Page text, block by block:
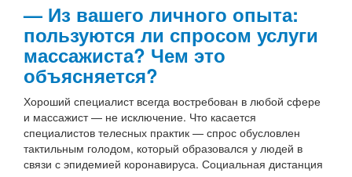
— Из вашего личного опыта:
пользуются ли спросом услуги
массажиста? Чем это
объясняется?
Хороший специалист всегда востребован в любой сфере
и массажист — не исключение. Что касается
специалистов телесных практик — спрос обусловлен
тактильным голодом, который образовался у людей в
связи с эпидемией коронавируса. Социальная дистанция